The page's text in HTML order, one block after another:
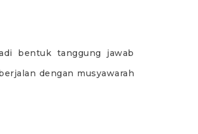
bentuk tanggung jawab
dengan musyawarah